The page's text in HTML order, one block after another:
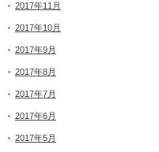
2017年11月
2017年10月
2017年9月
2017年8月
2017年7月
2017年6月
2017年5月